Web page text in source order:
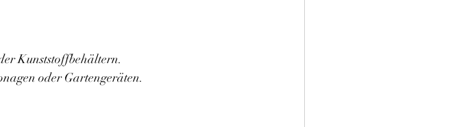
Kunststoffbehältern.
oder Gartengeräten.